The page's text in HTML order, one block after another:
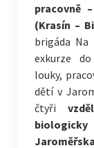
pracovně
(Krasín –
brigáda
exkurze
louky,
dětí v
čtyři